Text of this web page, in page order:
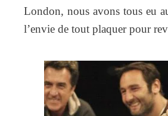
London, nous avons tous eu
l’envie de tout plaquer pour